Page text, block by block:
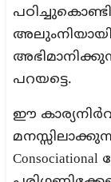
പറയട്ടെ.
ഈ